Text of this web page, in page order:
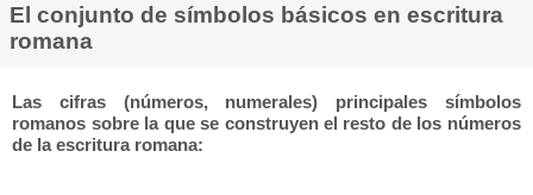
El conjunto de símbolos básicos en escritura
romana
Las cifras (números, numerales) principales símbolos
romanos sobre la que se construyen el resto de los números
de la escritura romana: